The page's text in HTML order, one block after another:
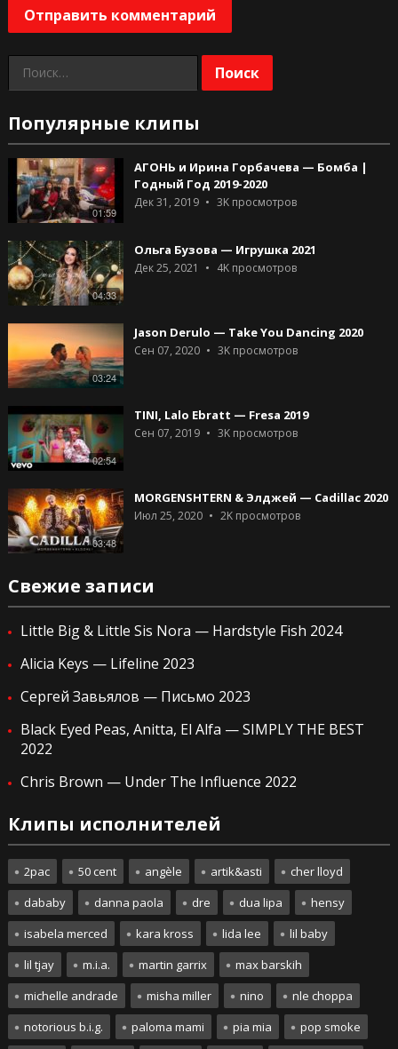
Найти:
Популярные клипы
01:59
АГОНЬ и Ирина Горбачева — Бомба |
Годный Год 2019-2020
Дек 31, 2019 3Kпросмотров
04:33
Ольга Бузова — Игрушка 2021
Дек 25, 2021 4Kпросмотров
03:24
Jason Derulo — Take You Dancing 2020
Сен 07, 2020 3Kпросмотров
02:54
TINI, Lalo Ebratt — Fresa 2019
Сен 07, 2019 3Kпросмотров
03:48
MORGENSHTERN & Элджей — Cadillac 2020
Июл 25, 2020 2Kпросмотров
Свежие записи
Little Big & Little Sis Nora — Hardstyle Fish 2024
Alicia Keys — Lifeline 2023
Сергей Завьялов — Письмо 2023
Black Eyed Peas, Anitta, El Alfa — SIMPLY THE BEST
2022
Chris Brown — Under The Influence 2022
Клипы исполнителей
2pac 50 cent angèle artik&asti
cher lloyd
dababy
danna paola dre dua lipa
hensy
isabela merced
kara kross lida lee
lil baby
lil tjay
m.i.a. martin garrix
max barskih
michelle andrade
misha miller nino
nle choppa
notorious b.i.g.
paloma mami pia mia pop smoke